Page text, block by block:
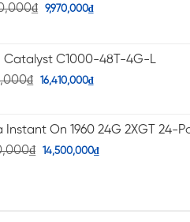
₫ 9,970,000₫
Catalyst C1000-48T-4G-L
₫ 16,410,000₫
Instant On 1960 24G 2XGT 24-
₫ 14,500,000₫